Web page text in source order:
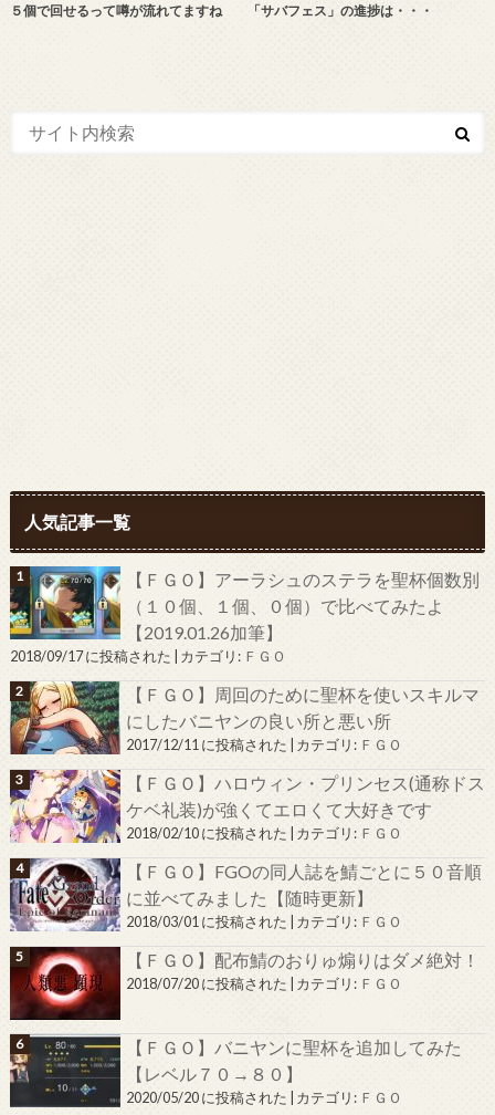
５個で回せるって噂が流れてますね
「サバフェス」の進捗は・・・
人気記事一覧
【ＦＧＯ】アーラシュのステラを聖杯個数別
（１０個、１個、０個）で比べてみたよ
【2019.01.26加筆】
2018/09/17 に投稿された カテゴリ: ＦＧＯ
【ＦＧＯ】周回のために聖杯を使いスキルマ
にしたバニヤンの良い所と悪い所
2017/12/11 に投稿された カテゴリ: ＦＧＯ
【ＦＧＯ】ハロウィン・プリンセス(通称ドス
ケベ礼装)が強くてエロくて大好きです
2018/02/10 に投稿された カテゴリ: ＦＧＯ
【ＦＧＯ】FGOの同人誌を鯖ごとに５０音順
に並べてみました【随時更新】
2018/03/01 に投稿された カテゴリ: ＦＧＯ
【ＦＧＯ】配布鯖のおりゅ煽りはダメ絶対！
2018/07/20 に投稿された カテゴリ: ＦＧＯ
【ＦＧＯ】バニヤンに聖杯を追加してみた
【レベル７０→８０】
2020/05/20 に投稿された カテゴリ: ＦＧＯ